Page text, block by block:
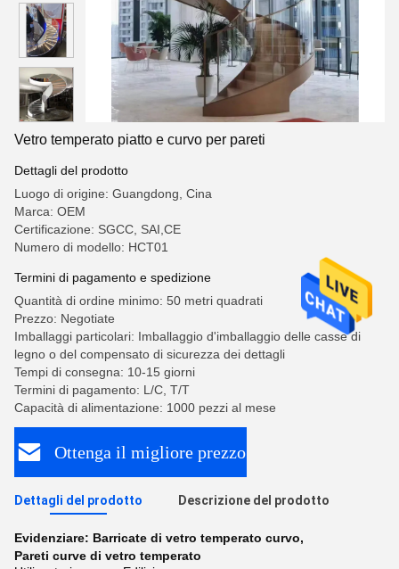
Vetro temperato piatto e curvo per pareti
Dettagli del prodotto
Luogo di origine: Guangdong, Cina
Marca: OEM
Certificazione: SGCC, SAI,CE
Numero di modello: HCT01
Termini di pagamento e spedizione
Quantità di ordine minimo: 50 metri quadrati
Prezzo: Negotiate
Imballaggi particolari: Imballaggio d'imballaggio delle casse di
legno o del compensato di sicurezza dei dettagli
Tempi di consegna: 10-15 giorni
Termini di pagamento: L/C, T/T
Capacità di alimentazione: 1000 pezzi al mese
Ottenga il migliore prezzo
Dettagli del prodotto Descrizione del prodotto
Evidenziare: Barricate di vetro temperato curvo,
Pareti curve di vetro temperato